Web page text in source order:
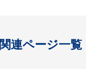
関連ページ一覧
開く